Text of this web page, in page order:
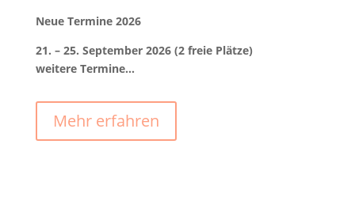
Neue Termine 2026
21. – 25. September 2026 (2 freie Plätze)
weitere Termine…
Mehr erfahren